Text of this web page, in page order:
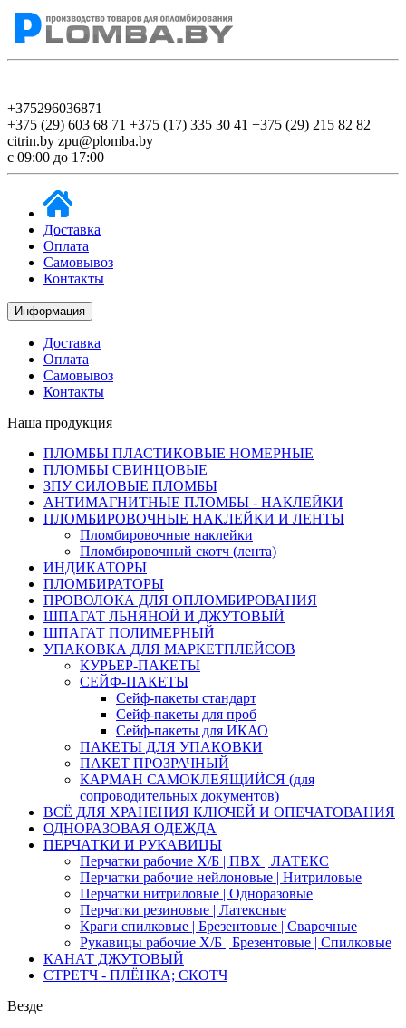
+375296036871
+375 (29) 603 68 71 +375 (17) 335 30 41 +375 (29) 215 82 82
citrin.by zpu@plomba.by
c 09:00 до 17:00
Доставка
Оплата
Самовывоз
Контакты
Информация
Доставка
Оплата
Самовывоз
Контакты
Наша продукция
ПЛОМБЫ ПЛАСТИКОВЫЕ НОМЕРНЫЕ
ПЛОМБЫ СВИНЦОВЫЕ
ЗПУ СИЛОВЫЕ ПЛОМБЫ
АНТИМАГНИТНЫЕ ПЛОМБЫ - НАКЛЕЙКИ
ПЛОМБИРОВОЧНЫЕ НАКЛЕЙКИ И ЛЕНТЫ
Пломбировочные наклейки
Пломбировочный скотч (лента)
ИНДИКАТОРЫ
ПЛОМБИРАТОРЫ
ПРОВОЛОКА ДЛЯ ОПЛОМБИРОВАНИЯ
ШПАГАТ ЛЬНЯНОЙ И ДЖУТОВЫЙ
ШПАГАТ ПОЛИМЕРНЫЙ
УПАКОВКА ДЛЯ МАРКЕТПЛЕЙСОВ
КУРЬЕР-ПАКЕТЫ
СЕЙФ-ПАКЕТЫ
Сейф-пакеты стандарт
Сейф-пакеты для проб
Сейф-пакеты для ИКАО
ПАКЕТЫ ДЛЯ УПАКОВКИ
ПАКЕТ ПРОЗРАЧНЫЙ
КАРМАН САМОКЛЕЯЩИЙСЯ (для
сопроводительных документов)
ВСЁ ДЛЯ ХРАНЕНИЯ КЛЮЧЕЙ И ОПЕЧАТОВАНИЯ
ОДНОРАЗОВАЯ ОДЕЖДА
ПЕРЧАТКИ И РУКАВИЦЫ
Перчатки рабочие Х/Б | ПВХ | ЛАТЕКС
Перчатки рабочие нейлоновые | Нитриловые
Перчатки нитриловые | Одноразовые
Перчатки резиновые | Латексные
Краги спилковые | Брезентовые | Сварочные
Рукавицы рабочие Х/Б | Брезентовые | Спилковые
КАНАТ ДЖУТОВЫЙ
СТРЕТЧ - ПЛЁНКА; СКОТЧ
Везде